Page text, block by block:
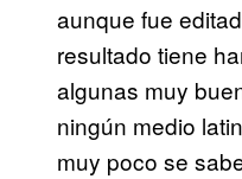
aunque fue
resultado tiene
algunas muy
ningún medio
muy poco se